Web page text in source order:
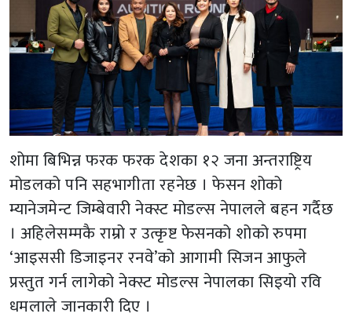
शोमा बिभिन्न फरक फरक देशका १२ जना अन्तराष्ट्रिय
मोडलको पनि सहभागीता रहनेछ । फेसन शोको
म्यानेजमेन्ट जिम्बेवारी नेक्स्ट मोडल्स नेपालले बहन गर्दैछ
। अहिलेसम्मकै राम्रो र उत्कृष्ट फेसनको शोको रुपमा
‘आइससी डिजाइनर रनवे’को आगामी सिजन आफुले
प्रस्तुत गर्न लागेको नेक्स्ट मोडल्स नेपालका सिइयो रवि
धमलाले जानकारी दिए ।